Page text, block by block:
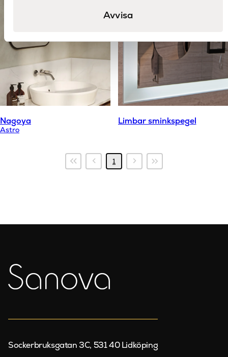
Avvisa
Nagoya
Astro
Limbar sminkspegel
Första
sidan
Föregående
sida
1
Nästa
sida
Sista
sidan
Sockerbruksgatan 3C, 531 40 Lidköping